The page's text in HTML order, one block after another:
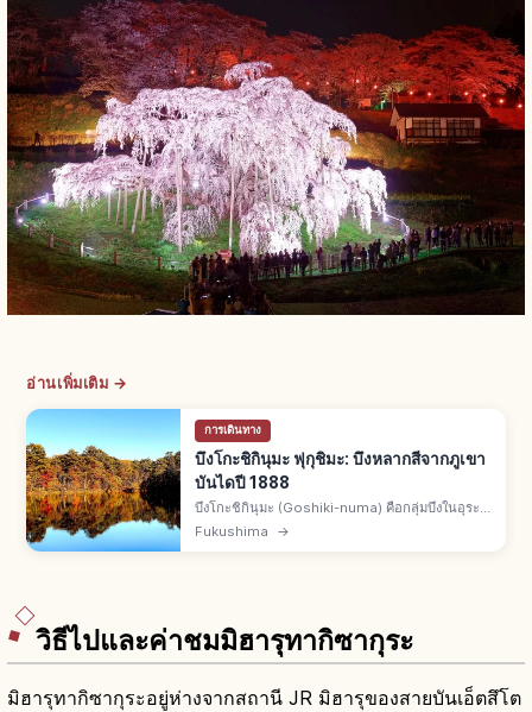
อ่านเพิ่มเติม →
การเดินทาง
บึงโกะชิกินุมะ ฟุกุชิมะ: บึงหลากสีจากภูเขา
บันไดปี 1888
บึงโกะชิกินุมะ (Goshiki-numa) คือกลุ่มบึงในอุระ
บันได จ.ฟุกุชิมะ เกิดจากการปะทุของภูเขาบันไดปี
Fukushima →
วิธีไปและค่าชมมิฮารุทากิซากุระ
มิฮารุทากิซากุระอยู่ห่างจากสถานี JR มิฮารุของสายบันเอ็ตสึโต